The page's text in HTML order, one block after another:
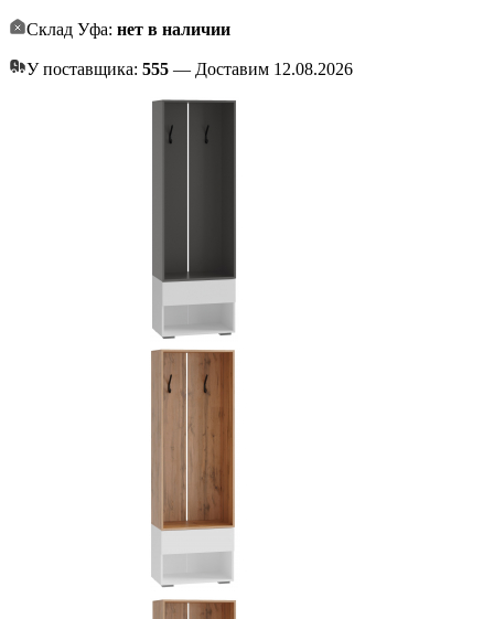
Склад Уфа: нет в наличии
У поставщика: 555 — Доставим 12.08.2026